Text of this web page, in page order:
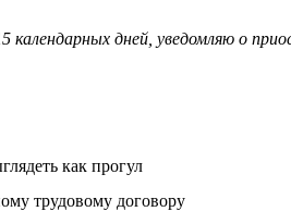
дней, уведомляю о
как прогул
трудовому договору